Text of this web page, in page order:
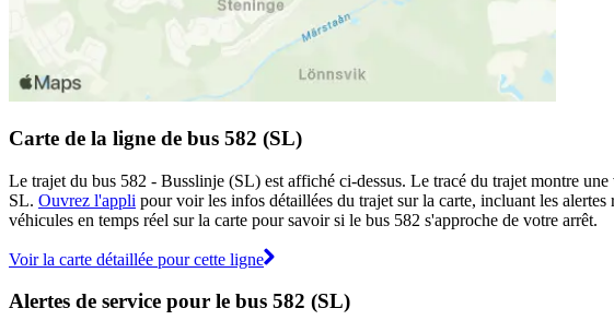
Carte de la ligne de bus 582 (SL)
Le trajet du bus 582 - Busslinje (SL) est affiché ci-dessus. Le tracé du trajet montre
SL. Ouvrez l'appli pour voir les infos détaillées du trajet sur la carte, incluant les
véhicules en temps réel sur la carte pour savoir si le bus 582 s'approche de votre arrêt.
Voir la carte détaillée pour cette ligne
Alertes de service pour le bus 582 (SL)